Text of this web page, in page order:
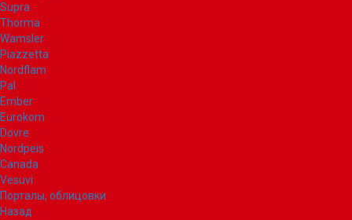
Supra
Thorma
Wamsler
Piazzetta
Nordflam
Pal
Ember
Eurokom
Dovre
Nordpeis
Canada
Vesuvi
Порталы, облицовки
Назад